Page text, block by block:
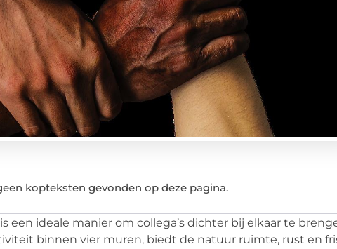
kopteksten gevonden op deze pagina.
is een ideale manier om collega’s dichter bij elkaar te
binnen vier muren, biedt de natuur ruimte, rust en